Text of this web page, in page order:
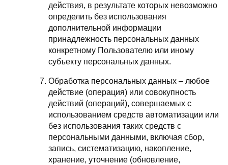
действия, в результате которых невозможно
определить без использования
дополнительной информации
принадлежность персональных данных
конкретному Пользователю или иному
субъекту персональных данных.
Обработка персональных данных – любое
действие (операция) или совокупность
действий (операций), совершаемых с
использованием средств автоматизации или
без использования таких средств с
персональными данными, включая сбор,
запись, систематизацию, накопление,
хранение, уточнение (обновление,